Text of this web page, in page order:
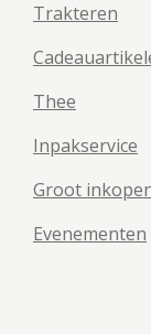
Trakteren
Thee
Inpakservice
Groot
Evenementen